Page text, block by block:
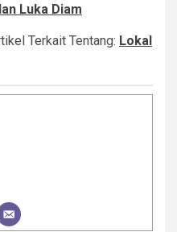
Luka Diam
Terkait Tentang: Lokal